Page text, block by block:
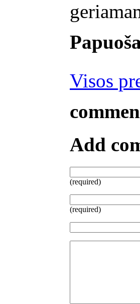
Visos
Add
(required)
(required)